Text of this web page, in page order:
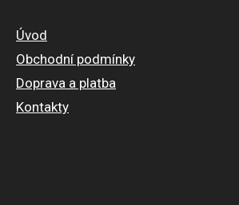
Úvod
Obchodní podmínky
Doprava a platba
Kontakty